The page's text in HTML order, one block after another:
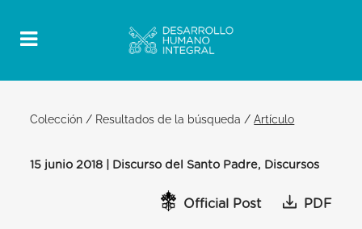
Colección / Resultados de la búsqueda /Artículo
15 junio 2018 | Discurso del Santo Padre, Discursos
Official Post PDF